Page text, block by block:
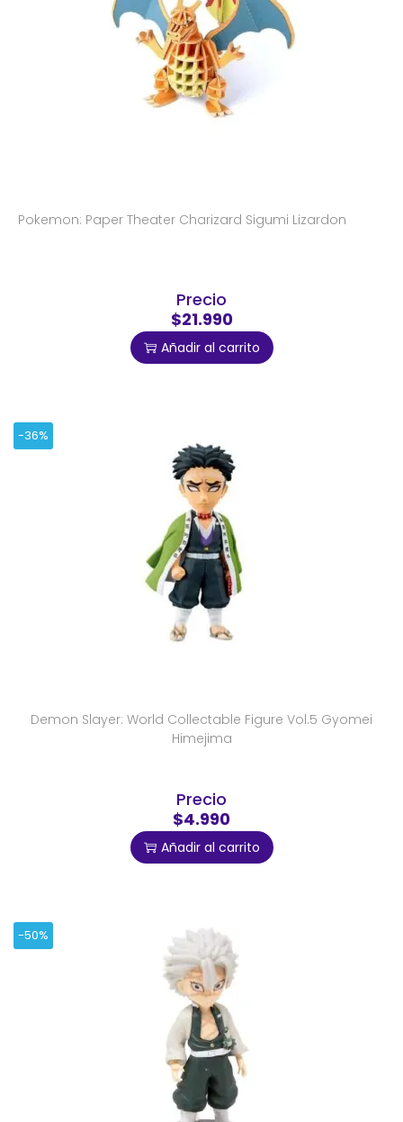
Pokemon: Paper Theater Charizard Sigumi Lizardon
Precio
$21.990
Añadir al carrito
-36%
Demon Slayer: World Collectable Figure Vol.5 Gyomei
Himejima
Precio
$4.990
Añadir al carrito
-50%